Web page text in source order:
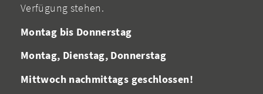
Verfügung stehen.
Montag bis Donnerstag
Montag, Dienstag, Donnerstag
Mittwoch nachmittags geschlossen!